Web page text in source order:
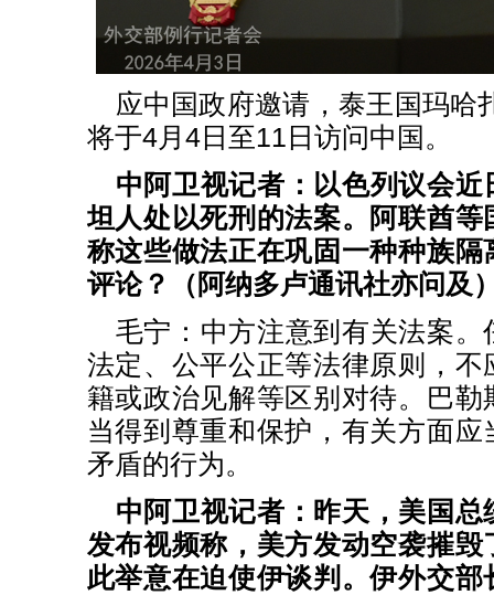
应中国政府邀请，泰王国玛哈
将于4月4日至11日访问中国。
中阿卫视记者：以色列议会
坦人处以死刑的法案。阿联酋
称这些做法正在巩固一种种族
评论？（阿纳多卢通讯社亦问及
毛宁：中方注意到有关法案
法定、公平公正等法律原则，
籍或政治见解等区别对待。巴
当得到尊重和保护，有关方面
矛盾的行为。
中阿卫视记者：昨天，美国
发布视频称，美方发动空袭摧
此举意在迫使伊谈判。伊外交